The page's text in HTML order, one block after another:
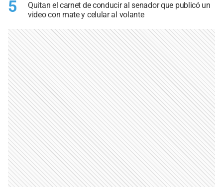
5
Quitan el carnet de conducir al senador que publicó un
video con mate y celular al volante